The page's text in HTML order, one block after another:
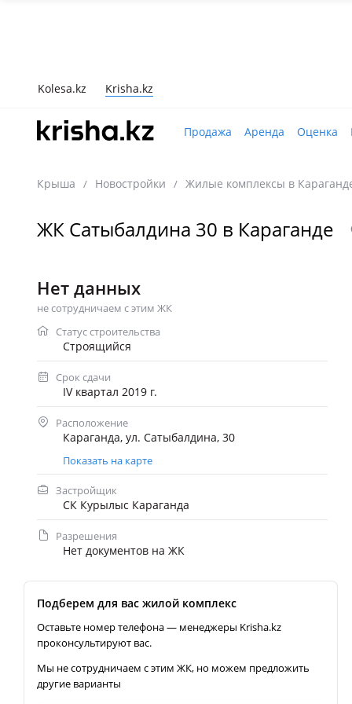
Kolesa.kz Krisha.kz
Продажа Аренда Оценка
Крыша / Новостройки / Жилые комплексы в
ЖК Сатыбалдина 30 в Караганде
Нет данных
не сотрудничаем с этим ЖК
Статус строительства
Строящийся
Срок сдачи
IV квартал 2019 г.
Расположение
Караганда, ул. Сатыбалдина, 30
Показать на карте
Застройщик
СК Курылыс Караганда
Разрешения
Нет документов на ЖК
Подберем для вас жилой комплекс
Оставьте номер телефона — менеджеры Krisha.kz
проконсультируют вас.
Мы не сотрудничаем с этим ЖК, но можем предложить
другие варианты